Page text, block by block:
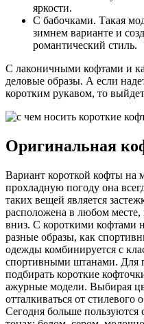
яркости.
С бабочками. Такая
зимнем варианте и
романтический стиль.
С лаконичными кофтами и
деловые образы. А если
коротким рукавом, то
Оригинальная
Вариант короткой кофты
прохладную погоду она
таких вещей является
расположена в любом месте,
вниз. С короткими кофтами
разные образы, как
одежды комбинируется с
спортивными штанами. Для
подбирать короткие
ажурные модели. Выбирая
отталкиваться от
Сегодня больше